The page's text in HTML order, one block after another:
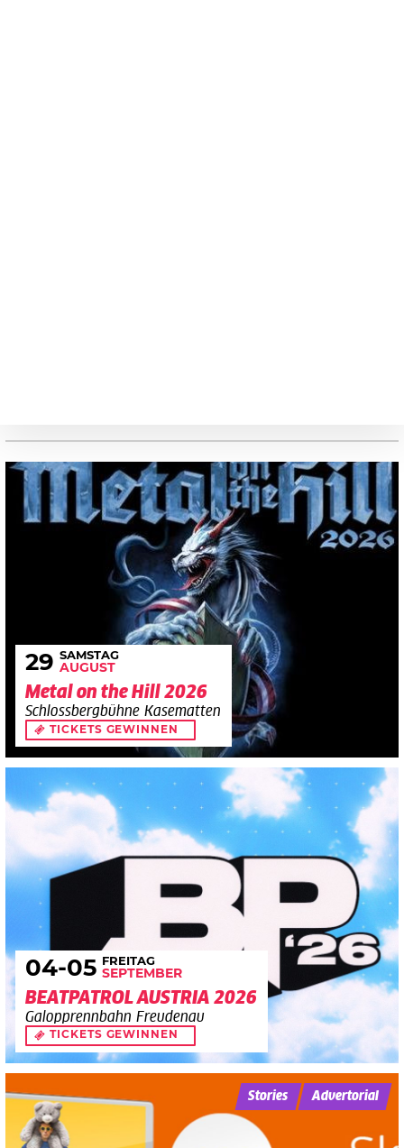
29 SAMSTAG
AUGUST
Metal on the Hill 2026
Schlossbergbühne Kasematten
TICKETS GEWINNEN
04-05 FREITAG
SEPTEMBER
BEATPATROL AUSTRIA 2026
Galopprennbahn Freudenau
TICKETS GEWINNEN
Stories Advertorial